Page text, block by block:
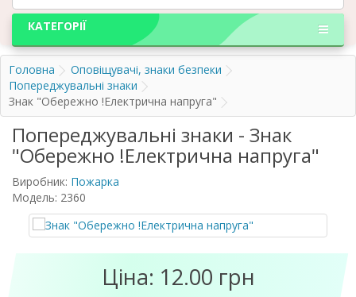
КАТЕГОРІЇ
Головна
Оповіщувачі, знаки безпеки
Попереджувальні знаки
Знак "Обережно !Електрична напруга"
Попереджувальні знаки - Знак
"Обережно !Електрична напруга"
Виробник: Пожарка
Модель: 2360
Ціна: 12.00 грн